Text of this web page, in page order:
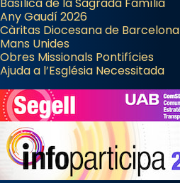
Any Gaudí 2026
Càritas Diocesana de Barcelona
Mans Unides
Obres Missionals Pontifícies
Ajuda a l’Església Necessitada